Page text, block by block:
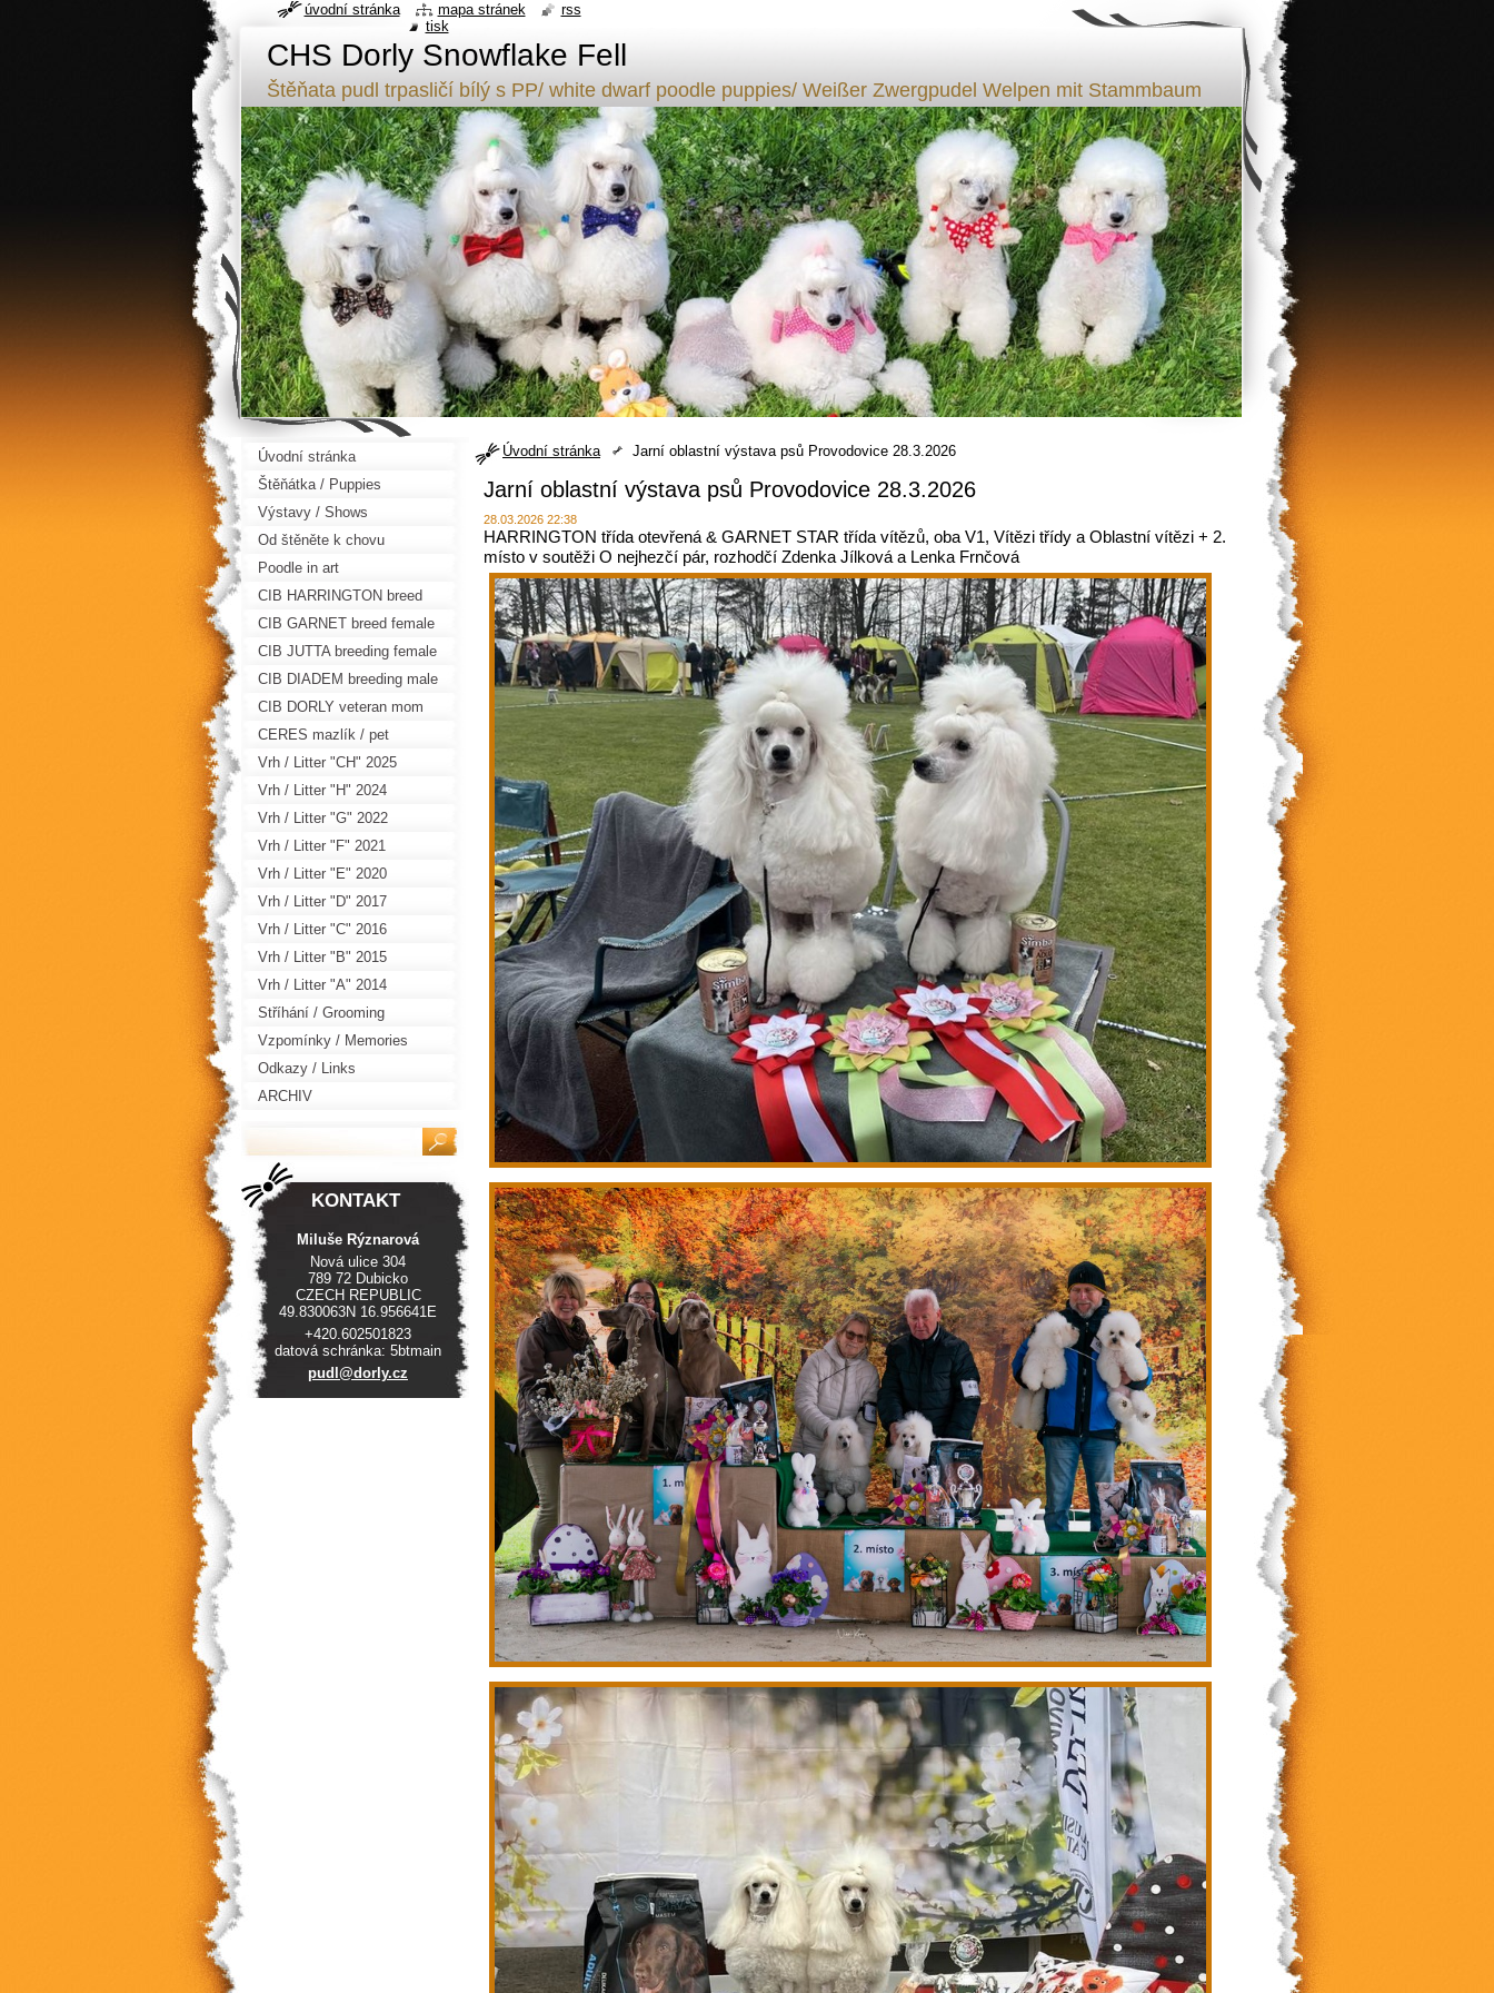
CHS Dorly Snowflake Fell
Štěňata pudl trpasličí bílý s PP/ white dwarf poodle puppies/ Weißer Zwergpudel Welpen mit Stammbaum
Úvodní stránka Jarní oblastní výstava psů Provodovice 28.3.2026
Jarní oblastní výstava psů Provodovice 28.3.2026
28.03.2026 22:38
HARRINGTON třída otevřená & GARNET STAR třída vítězů, oba V1, Vítězi třídy a Oblastní vítězi + 2.
místo v soutěži O nejhezčí pár, rozhodčí Zdenka Jílková a Lenka Frnčová
Úvodní stránka
Štěňátka / Puppies
Výstavy / Shows
Od štěněte k chovu
Poodle in art
CIB HARRINGTON breed
male
CIB GARNET breed female
CIB JUTTA breeding female
CIB DIADEM breeding male
CIB DORLY veteran mom
CERES mazlík / pet
Vrh / Litter "CH" 2025
Vrh / Litter "H" 2024
Vrh / Litter "G" 2022
Vrh / Litter "F" 2021
Vrh / Litter "E" 2020
Vrh / Litter "D" 2017
Vrh / Litter "C" 2016
Vrh / Litter "B" 2015
Vrh / Litter "A" 2014
Stříhání / Grooming
Vzpomínky / Memories
Odkazy / Links
ARCHIV
KONTAKT
Miluše Rýznarová
Nová ulice 304
789 72 Dubicko
CZECH REPUBLIC
49.830063N 16.956641E
+420.602501823
datová schránka: 5btmain
pudl@dor ly.cz
úvodní stránka mapa stránek
rss
tisk